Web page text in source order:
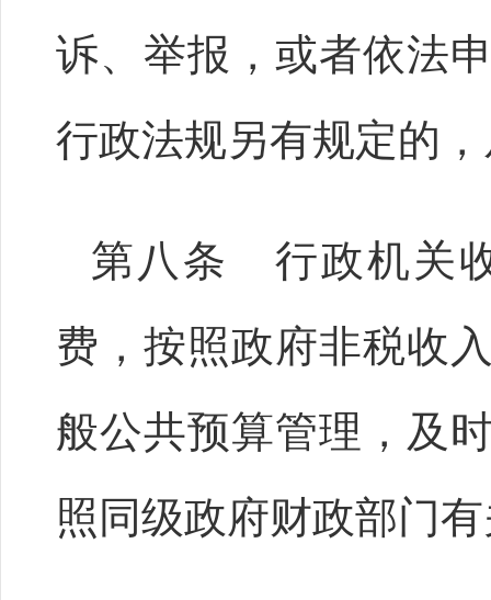
诉、举报，或者依法
行政法规另有规定的
第八条 行政机关
费，按照政府非税收
般公共预算管理，及
照同级政府财政部门